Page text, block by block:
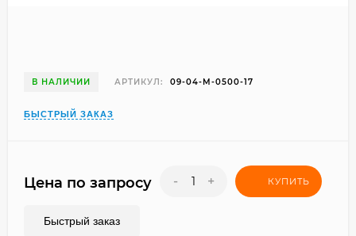
В НАЛИЧИИ АРТИКУЛ: 09-04-M-0500-17
БЫСТРЫЙ ЗАКАЗ
Цена по запросу - + КУПИТЬ
Быстрый заказ